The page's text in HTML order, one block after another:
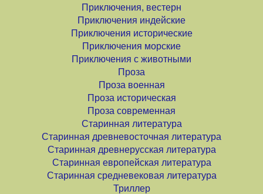
Приключения, вестерн
Приключения индейские
Приключения исторические
Приключения морские
Приключения с животными
Проза
Проза военная
Проза историческая
Проза современная
Старинная литература
Старинная древневосточная литература
Старинная древнерусская литература
Старинная европейская литература
Старинная средневековая литература
Триллер